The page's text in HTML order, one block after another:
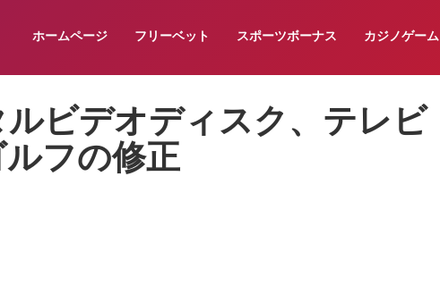
ホームページ フリーベット スポーツボーナス カジノゲーム
ビデオディスク、テレビ
フの修正